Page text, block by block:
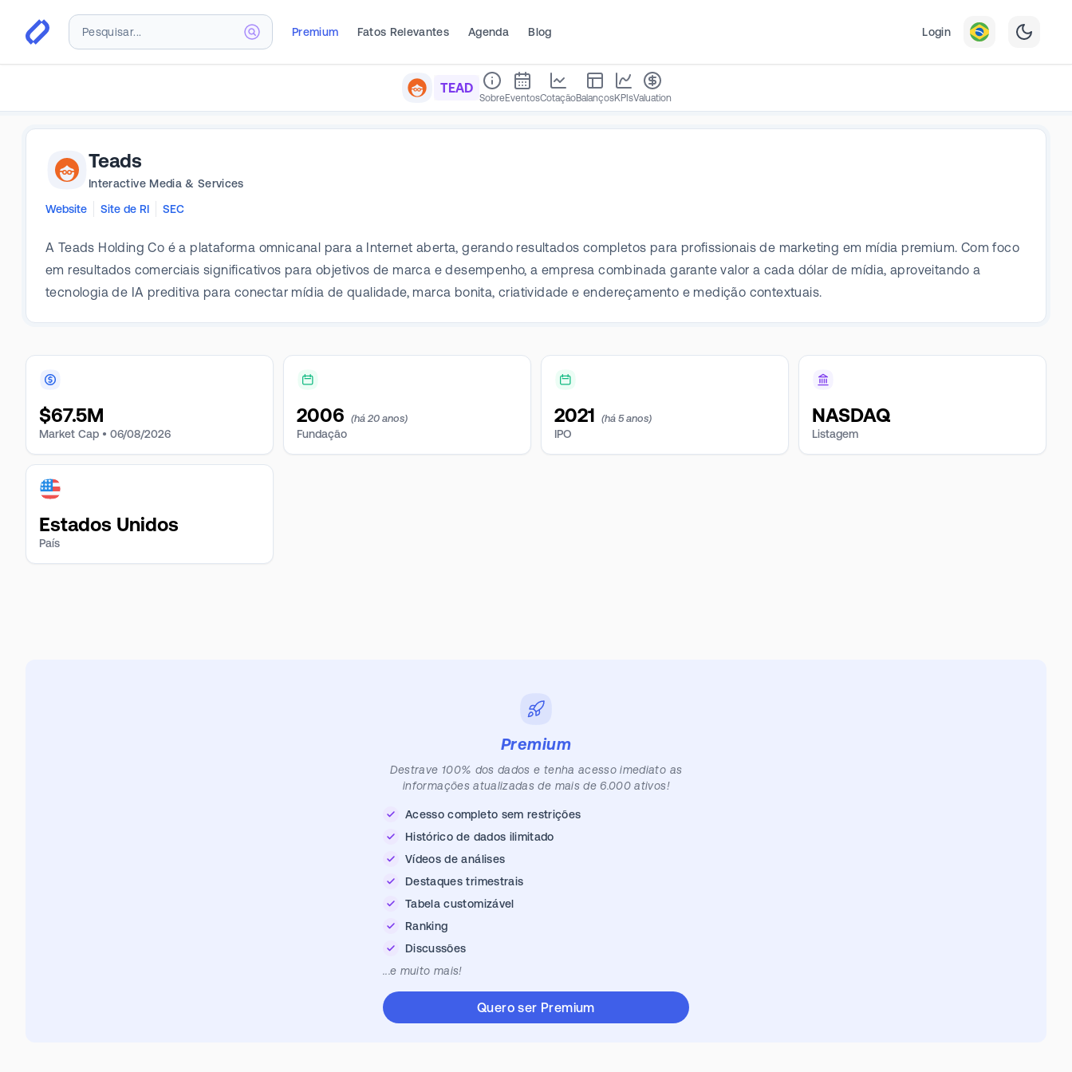
Premium Fatos Relevantes Agenda Blog Login
TEAD
SobreEventosCotaçãoBalançosKPIsValuation
Teads
Interactive Media & Services
Website
Site de RI SEC
A Teads Holding Co é a plataforma omnicanal para a Internet aberta, gerando resultados completos para profissionais de marketing em mídia premium. Com foco
em resultados comerciais significativos para objetivos de marca e desempenho, a empresa combinada garante valor a cada dólar de mídia, aproveitando a
tecnologia de IA preditiva para conectar mídia de qualidade, marca bonita, criatividade e endereçamento e medição contextuais.
$67.5M
Market Cap • 06/08/2026
2006 (há 20 anos)
Fundação
2021 (há 5 anos)
IPO
NASDAQ
Listagem
Estados Unidos
País
Premium
Destrave 100% dos dados e tenha acesso imediato as
informações atualizadas de mais de 6.000 ativos!
Acesso completo sem restrições
Histórico de dados ilimitado
Vídeos de análises
Destaques trimestrais
Tabela customizável
Ranking
Discussões
...e muito mais!
Quero ser Premium